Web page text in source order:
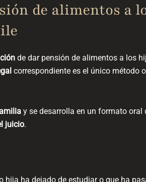
de alimentos a
de dar pensión de alimentos a los
correspondiente es el único método
y se desarrolla en un formato oral
juicio.
hija ha dejado de estudiaro que ha